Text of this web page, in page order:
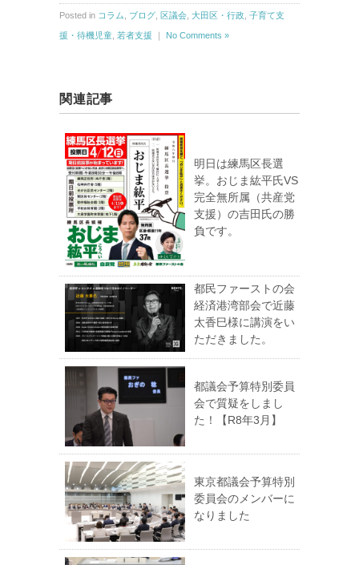
Posted in コラム ブログ 区議会 大田区・行政 子育て支
援・待機児童 若者支援 ｜ No Comments »
関連記事
明日は練馬区長選
挙。おじま紘平氏VS
完全無所属（共産党
支援）の吉田氏の勝
負です。
都民ファーストの会
経済港湾部会で近藤
太香巳様に講演をい
ただきました。
都議会予算特別委員
会で質疑をしまし
た！【R8年3月】
東京都議会予算特別
委員会のメンバーに
なりました